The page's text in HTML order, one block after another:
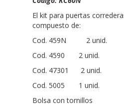
El kit para puertas
compuesto de:
Cod. 459N 2 unid.
Cod. 4590 2 unid.
Cod. 47301 2 unid.
Cod. 5005 1 unid.
Bolsa con tornillos